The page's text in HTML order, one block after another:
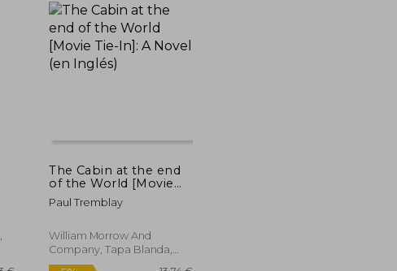
11,87 €
The Cabin at the end
of the World [Movie
Tie-In]: A Novel (en
Inglés)
Paul Tremblay
William Morrow And
Company, Tapa Blanda,
Nuevo